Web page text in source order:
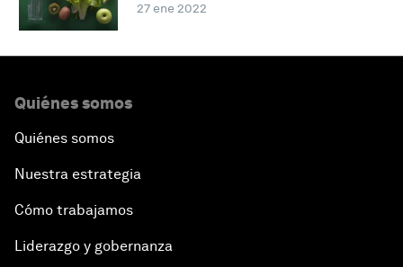
27 ene 2022
Quiénes somos
Quiénes somos
Nuestra estrategia
Cómo trabajamos
Liderazgo y gobernanza